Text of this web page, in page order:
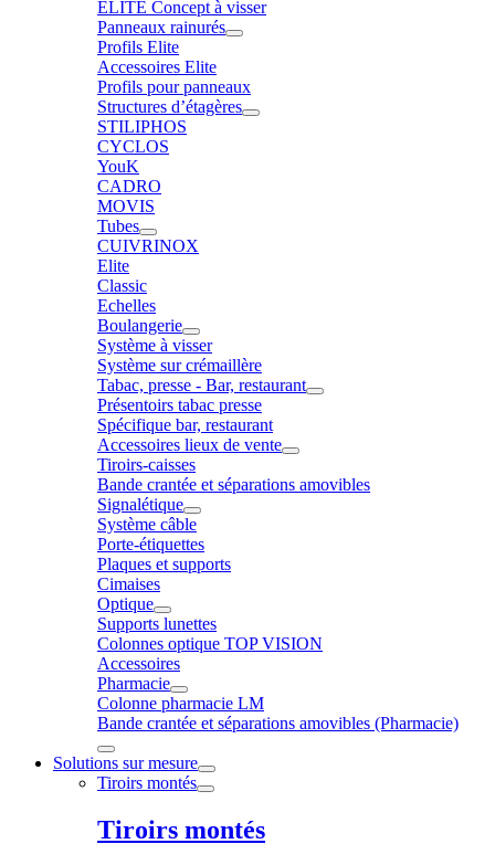
ELITE Concept à visser
Panneaux rainurés
Profils Elite
Accessoires Elite
Profils pour panneaux
Structures d’étagères
STILIPHOS
CYCLOS
YouK
CADRO
MOVIS
Tubes
CUIVRINOX
Elite
Classic
Echelles
Boulangerie
Système à visser
Système sur crémaillère
Tabac, presse - Bar, restaurant
Présentoirs tabac presse
Spécifique bar, restaurant
Accessoires lieux de vente
Tiroirs-caisses
Bande crantée et séparations amovibles
Signalétique
Système câble
Porte-étiquettes
Plaques et supports
Cimaises
Optique
Supports lunettes
Colonnes optique TOP VISION
Accessoires
Pharmacie
Colonne pharmacie LM
Bande crantée et séparations amovibles (Pharmacie)
Solutions sur mesure
Tiroirs montés
Tiroirs montés